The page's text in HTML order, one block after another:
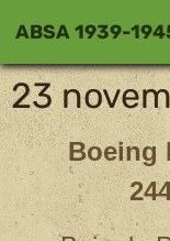
ABSA 1939-
23
Boeing